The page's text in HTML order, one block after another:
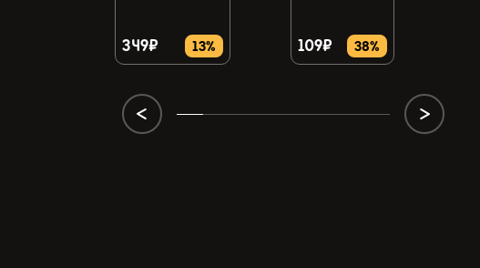
349₽ 13% 109₽ 38%